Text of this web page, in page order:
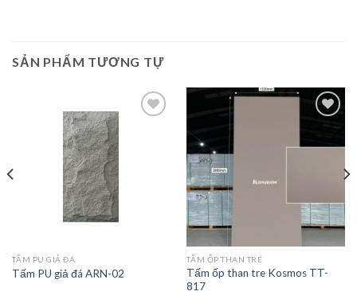
SẢN PHẨM TƯƠNG TỰ
TẤM PU GIẢ ĐÁ
Tấm PU giả đá ARN-02
TẤM ỐP THAN TRE
Tấm ốp than tre Kosmos TT-
817